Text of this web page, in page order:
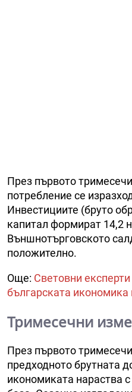
През първото
потребление се
Инвестициите (бруто
капитал формират 14,2
Външнотърговското
положително.
Още: Световни
българската
Тримесечни
През първото
предходното брутната
икономиката нараства